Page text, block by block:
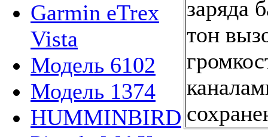
Garmin eTrex
Vista
Модель 6102
Модель 1374
HUMMINBIRD
заряда
тон